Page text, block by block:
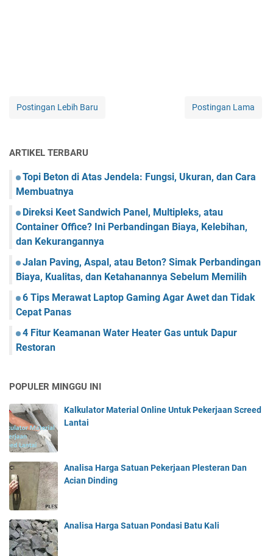
Postingan Lebih Baru Postingan Lama
ARTIKEL TERBARU
Topi Beton di Atas Jendela: Fungsi, Ukuran, dan Cara
Membuatnya
Direksi Keet Sandwich Panel, Multipleks, atau
Container Office? Ini Perbandingan Biaya, Kelebihan,
dan Kekurangannya
Jalan Paving, Aspal, atau Beton? Simak Perbandingan
Biaya, Kualitas, dan Ketahanannya Sebelum Memilih
6 Tips Merawat Laptop Gaming Agar Awet dan Tidak
Cepat Panas
4 Fitur Keamanan Water Heater Gas untuk Dapur
Restoran
POPULER MINGGU INI
Kalkulator Material Online Untuk Pekerjaan Screed
Lantai
Analisa Harga Satuan Pekerjaan Plesteran Dan
Acian Dinding
Analisa Harga Satuan Pondasi Batu Kali